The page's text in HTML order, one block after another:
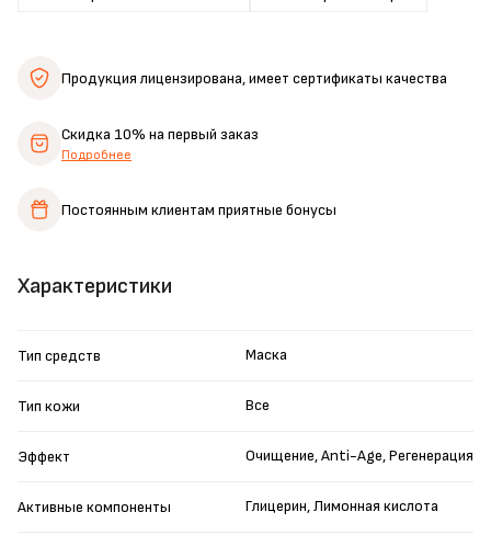
Характеристики
Тип средств Маска
Тип кожи Все
Эффект Очищение, Anti-Age, Регенерация
Активные компоненты Глицерин, Лимонная кислота
Продукция лицензирована,имеет сертификаты качества
Скидка 10% на первый заказ
Подробнее
Постоянным клиентам приятные бонусы